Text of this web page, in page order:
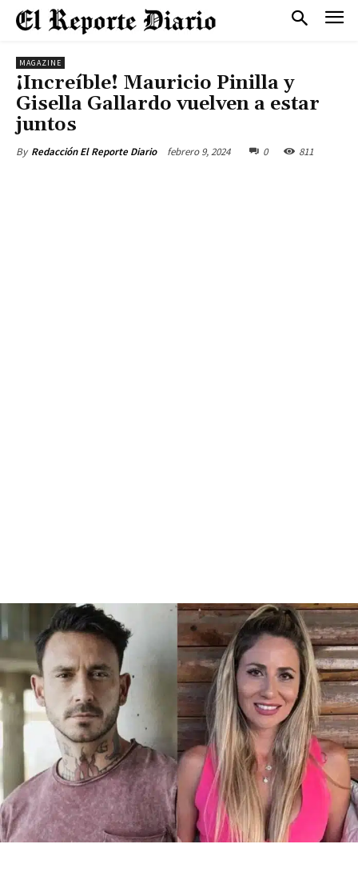
MAGAZINE
¡Increíble! Mauricio Pinilla y
Gisella Gallardo vuelven a estar
juntos
By Redacción El Reporte Diario febrero 9, 2024 0 811